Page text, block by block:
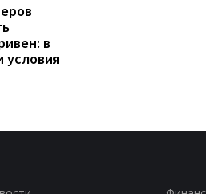
в
условия